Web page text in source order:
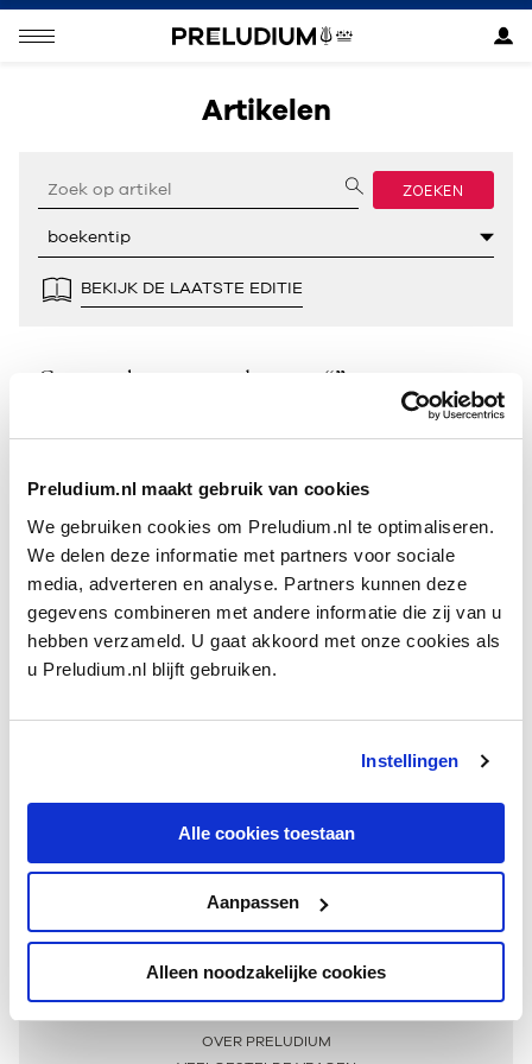
Preludium.nl maakt gebruik van cookies
We gebruiken cookies om Preludium.nl te optimaliseren.
We delen deze informatie met partners voor sociale
media, adverteren en analyse. Partners kunnen deze
gegevens combineren met andere informatie die zij van u
hebben verzameld. U gaat akkoord met onze cookies als
u Preludium.nl blijft gebruiken.
Instellingen
Alle cookies toestaan
Aanpassen
Alleen noodzakelijke cookies
Artikelen
ZOEKEN
BEKIJK DE LAATSTE EDITIE
Geen resultaten gevonden voor “”.
Meer informatie
OVER PRELUDIUM